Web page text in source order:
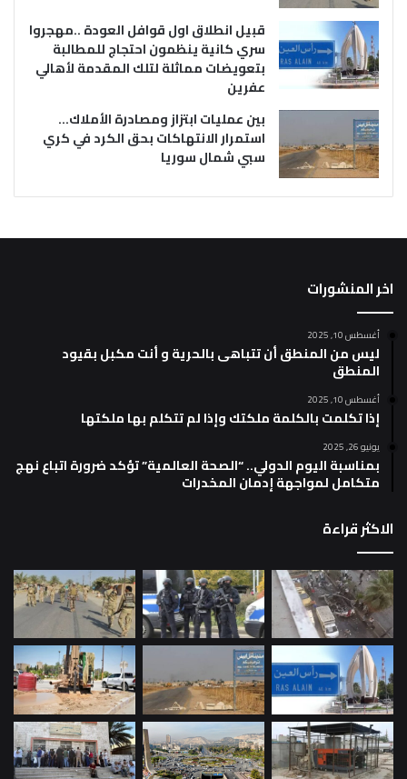
قبيل انطلاق اول قوافل العودة ..مهجروا
سري كانية ينظمون احتجاج للمطالبة
بتعويضات مماثلة لتلك المقدمة لأهالي
عفرين
بين عمليات ابتزاز ومصادرة الأملاك…
استمرار الانتهاكات بحق الكرد في كري
سبي شمال سوريا
اخر المنشورات
أغسطس 10, 2025
ليس من المنطق أن تتباهى بالحرية و أنت مكبل بقيود
المنطق
أغسطس 10, 2025
إذا تكلمت بالكلمة ملكتك وإذا لم تتكلم بها ملكتها
يونيو 26, 2025
بمناسبة اليوم الدولي.. “الصحة العالمية” تؤكد ضرورة اتباع نهج
متكامل لمواجهة إدمان المخدرات
الاكثر قراءة